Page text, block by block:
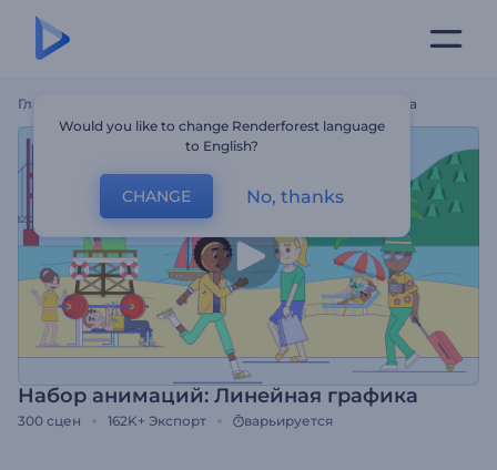
Главная Набор Анимаций: Линейная Графика
Набор анимаций: Линейная графика
300 сцен 162K+ Экспорт варьируется
Would you like to change Renderforest language
to English?
CHANGE No, thanks